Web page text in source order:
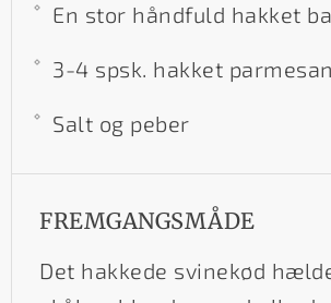
En stor håndfuld hakket
3-4 spsk. hakket
Salt og peber
FREMGANGSMÅDE
Det hakkede svinekød